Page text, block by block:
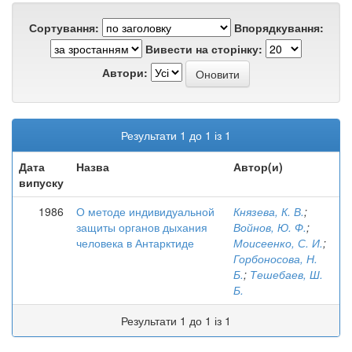
Сортування:
Впорядкування:
Вивести на сторінку:
Автори:
Результати 1 до 1 із 1
Дата
випуску
Назва Автор(и)
1986
О методе индивидуальной
защиты органов дыхания
человека в Антарктиде
Князева, К. В.;
Войнов, Ю. Ф.;
Моисеенко, С. И.;
Горбоносова, Н.
Б.; Тешебаев, Ш.
Б.
Результати 1 до 1 із 1